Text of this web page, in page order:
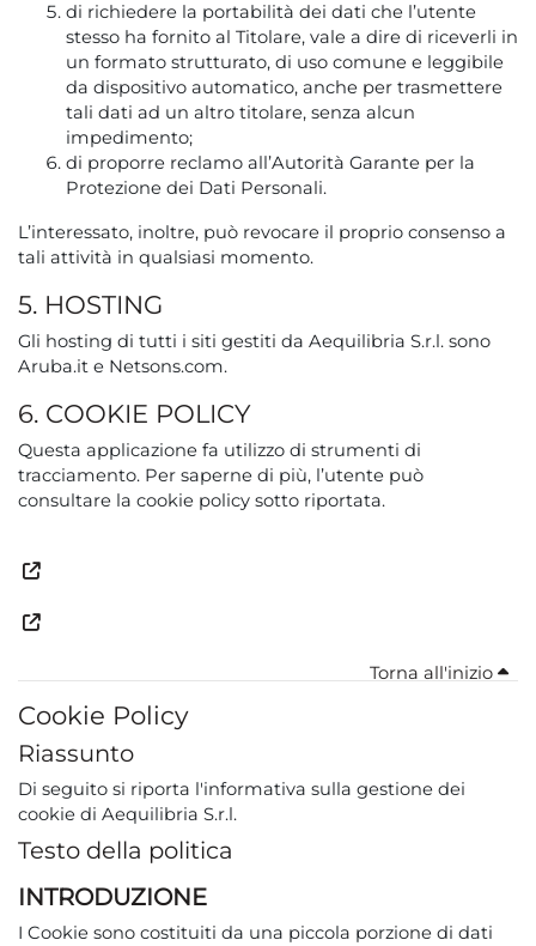
di richiedere la portabilità dei dati che l’utente
stesso ha fornito al Titolare, vale a dire di riceverli in
un formato strutturato, di uso comune e leggibile
da dispositivo automatico, anche per trasmettere
tali dati ad un altro titolare, senza alcun
impedimento;
di proporre reclamo all’Autorità Garante per la
Protezione dei Dati Personali.
L’interessato, inoltre, può revocare il proprio consenso a
tali attività in qualsiasi momento.
5. HOSTING
Gli hosting di tutti i siti gestiti da Aequilibria S.r.l. sono
Aruba.it e Netsons.com.
6. COOKIE POLICY
Questa applicazione fa utilizzo di strumenti di
tracciamento. Per saperne di più, l’utente può
consultare la cookie policy sotto riportata.
Torna all'inizio
Cookie Policy
Riassunto
Di seguito si riporta l'informativa sulla gestione dei
cookie di Aequilibria S.r.l.
Testo della politica
INTRODUZIONE
I Cookie sono costituiti da una piccola porzione di dati